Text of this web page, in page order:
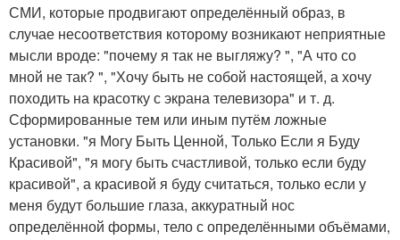
СМИ, которые продвигают определённый образ, в
случае несоответствия которому возникают неприятные
мысли вроде: "почему я так не выгляжу? ", "А что со
мной не так? ", "Хочу быть не собой настоящей, а хочу
походить на красотку с экрана телевизора" и т. д.
Сформированные тем или иным путём ложные
установки. "я Могу Быть Ценной, Только Если я Буду
Красивой", "я могу быть счастливой, только если буду
красивой", а красивой я буду считаться, только если у
меня будут большие глаза, аккуратный нос
определённой формы, тело с определёнными объёмами,